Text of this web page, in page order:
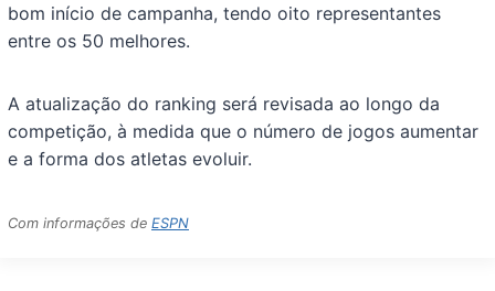
bom início de campanha, tendo oito representantes
entre os 50 melhores.
A atualização do ranking será revisada ao longo da
competição, à medida que o número de jogos aumentar
e a forma dos atletas evoluir.
Com informações deESPN